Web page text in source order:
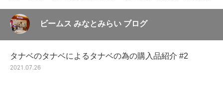
ビームス みなとみらい ブログ
タナベのタナベによるタナベの為の購入品紹介 #2
2021.07.26